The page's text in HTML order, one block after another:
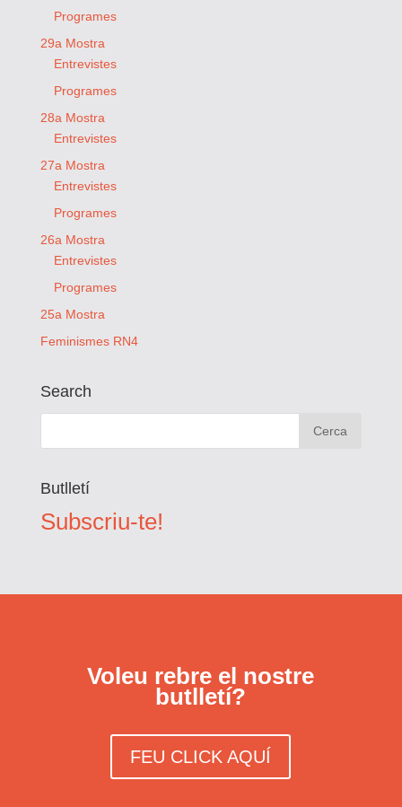
Programes
29a Mostra
Entrevistes
Programes
28a Mostra
Entrevistes
27a Mostra
Entrevistes
Programes
26a Mostra
Entrevistes
Programes
25a Mostra
Feminismes RN4
Search
Butlletí
Subscriu-te!
Voleu rebre el nostre
butlletí?
FEU CLICK AQUÍ